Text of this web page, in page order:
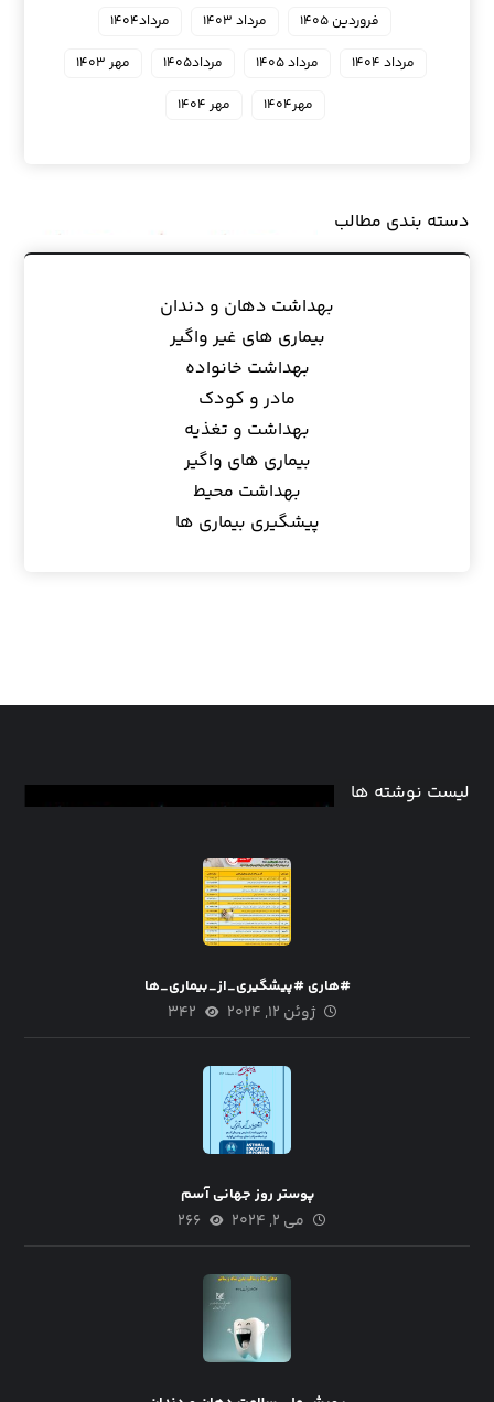
فروردین ۱۴۰۵ مرداد ۱۴۰۳
مرداد۱۴۰۴
مرداد ۱۴۰۴
مرداد ۱۴۰۵ مرداد۱۴۰۵
مهر ۱۴۰۳
مهر۱۴۰۴
مهر ۱۴۰۴
دسته بندی مطالب
بهداشت دهان و دندان
بیماری های غیر واگیر
بهداشت خانواده
مادر و کودک
بهداشت و تغذیه
بیماری های واگیر
بهداشت محیط
پیشگیری بیماری ها
لیست نوشته ها
#هاری #پیشگیری_از_بیماری_ها
ژوئن ۱۲, ۲۰۲۴ ۳۴۲
پوستر روز جهانی آسم
می ۲, ۲۰۲۴ ۲۶۶